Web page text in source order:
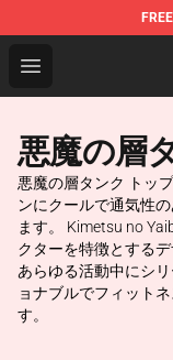
FREE
Open menu
Kimetsu no
悪魔の層
悪魔の層タンク トッ
ンにクールで通気性
ます。 Kimetsu no
クターを特徴とする
あらゆる活動中にシ
ョナブルでフィット
す。